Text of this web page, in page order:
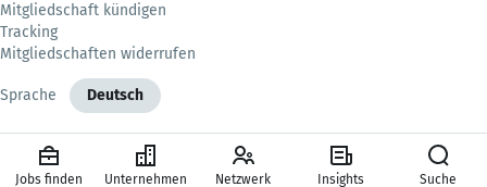
Mitgliedschaft kündigen
Tracking
Mitgliedschaften widerrufen
Sprache Deutsch
Jobs finden Unternehmen Netzwerk Insights Suche